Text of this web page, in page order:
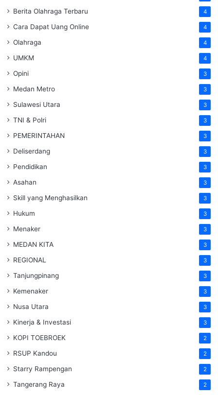
Berita Olahraga Terbaru 4
Cara Dapat Uang Online 4
Olahraga 4
UMKM 4
Opini 3
Medan Metro 3
Sulawesi Utara 3
TNI & Polri 3
PEMERINTAHAN 3
Deliserdang 3
Pendidikan 3
Asahan 3
Skill yang Menghasilkan 3
Hukum 3
Menaker 3
MEDAN KITA 3
REGIONAL 3
Tanjungpinang 3
Kemenaker 3
Nusa Utara 3
Kinerja & Investasi 3
KOPI TOEBROEK 2
RSUP Kandou 2
Starry Rampengan 2
Tangerang Raya 2